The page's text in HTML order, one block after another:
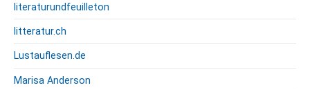
literaturundfeuilleton
litteratur.ch
Lustauflesen.de
Marisa Anderson